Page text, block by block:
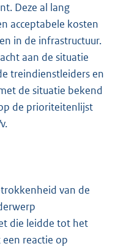
Deze al lang
acceptabele kosten
in de infrastructuur.
aan de situatie
treindienstleiders en
de situatie bekend
de prioriteitenlijst
van de
die leidde tot het
reactie op